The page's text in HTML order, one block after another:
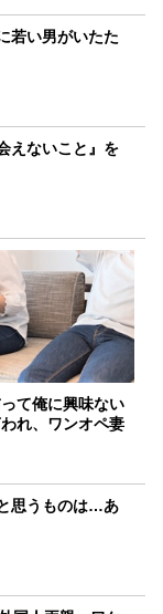
若い男がいたた
えないこと』を
て俺に興味ない
れ、ワンオペ妻
思うものは…あ